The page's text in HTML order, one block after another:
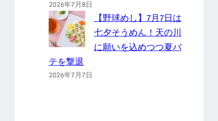
2026年7月8日
【野球めし】7月7日は
七夕そうめん！天の川
に願いを込めつつ夏バ
テを撃退
2026年7月7日